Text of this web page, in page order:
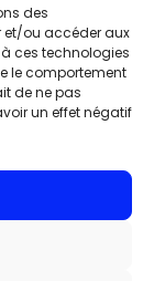
des
et/ou accéder aux
ces technologies
le comportement
de ne pas
un effet négatif